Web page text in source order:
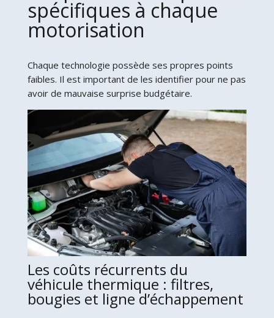
spécifiques à chaque
motorisation
Chaque technologie possède ses propres points
faibles. Il est important de les identifier pour ne pas
avoir de mauvaise surprise budgétaire.
Les coûts récurrents du
véhicule thermique : filtres,
bougies et ligne d’échappement